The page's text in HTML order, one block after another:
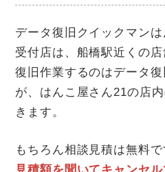
データ復旧クイックマン
受付店は、船橋駅近くの店
復旧作業するのはデータ
が、はんこ屋さん21の店
きます。
もちろん相談見積は無料で